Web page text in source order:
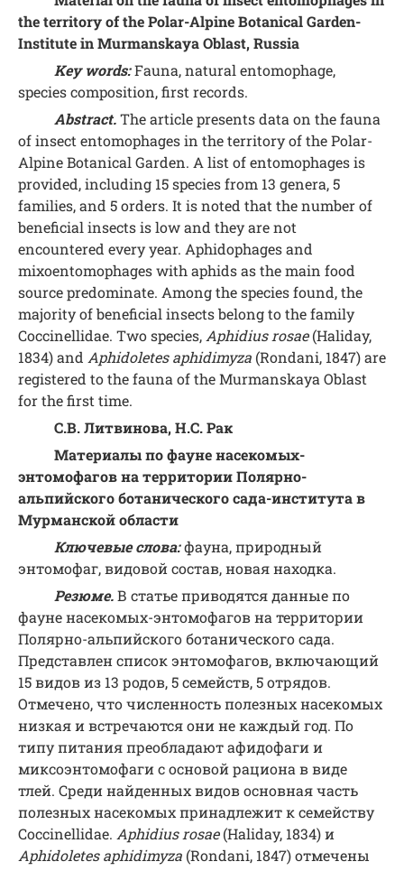
the territory of the Polar-Alpine Botanical Garden-
Institute in Murmanskaya Oblast, Russia
Key words:Fauna, natural entomophage,
species composition, first records.
Abstract.The article presents data on the fauna
of insect entomophages in the territory of the Polar-
Alpine Botanical Garden. A list of entomophages is
provided, including 15 species from 13 genera, 5
families, and 5 orders. It is noted that the number of
beneficial insects is low and they are not
encountered every year. Aphidophages and
mixoentomophages with aphids as the main food
source predominate. Among the species found, the
majority of beneficial insects belong to the family
Coccinellidae. Two species, Aphidius rosae(Haliday,
1834) and Aphidoletes aphidimyza (Rondani, 1847) are
registered to the fauna of the Murmanskaya Oblast
for the first time.
С.В. Литвинова, Н.С. Рак
Материалы по фауне насекомых-
энтомофагов на территории Полярно-
альпийского ботанического сада-института в
Мурманской области
Ключевые слова:фауна, природный
энтомофаг, видовой состав, новая находка.
Резюме.В статье приводятся данные по
фауне насекомых-энтомофагов на территории
Полярно-альпийского ботанического сада.
Представлен список энтомофагов, включающий
15 видов из 13 родов, 5 семейств, 5 отрядов.
Отмечено, что численность полезных насекомых
низкая и встречаются они не каждый год. По
типу питания преобладают афидофаги и
миксоэнтомофаги с основой рациона в виде
тлей. Среди найденных видов основная часть
полезных насекомых принадлежит к семейству
Coccinellidae. Aphidius rosae(Haliday, 1834) и
Aphidoletes aphidimyza (Rondani, 1847) отмечены